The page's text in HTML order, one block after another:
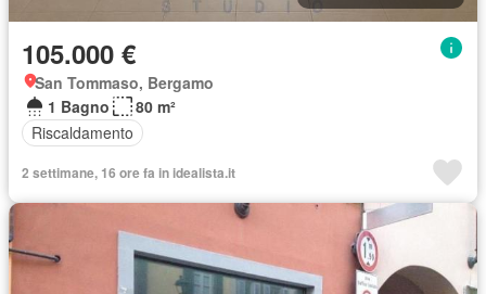
105.000 €
San Tommaso, Bergamo
1 Bagno
80 m²
Riscaldamento
2 settimane, 16 ore fa in idealista.it